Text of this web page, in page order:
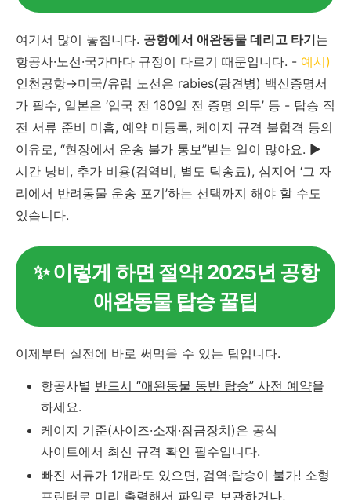
여기서 많이 놓칩니다. 공항에서 애완동물 데리고 타기는
항공사·노선·국가마다 규정이 다르기 때문입니다. - 예시)
인천공항→미국/유럽 노선은 rabies(광견병) 백신증명서
가 필수, 일본은 ‘입국 전 180일 전 증명 의무’ 등 - 탑승 직
전 서류 준비 미흡, 예약 미등록, 케이지 규격 불합격 등의
이유로, “현장에서 운송 불가 통보”받는 일이 많아요. ▶
시간 낭비, 추가 비용(검역비, 별도 탁송료), 심지어 ‘그 자
리에서 반려동물 운송 포기’하는 선택까지 해야 할 수도
있습니다.
✨ 이렇게 하면 절약! 2025년 공항
애완동물 탑승 꿀팁
이제부터 실전에 바로 써먹을 수 있는 팁입니다.
항공사별 반드시 “애완동물 동반 탑승” 사전 예약을
하세요.
케이지 기준(사이즈·소재·잠금장치)은 공식
사이트에서 최신 규격 확인 필수입니다.
빠진 서류가 1개라도 있으면, 검역·탑승이 불가! 소형
프린터로 미리 출력해서 파일로 보관하거나,